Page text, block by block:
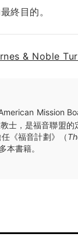
終目的。
& Noble
Mission
士，是福音聯盟的
《福音計劃》（
本書籍。